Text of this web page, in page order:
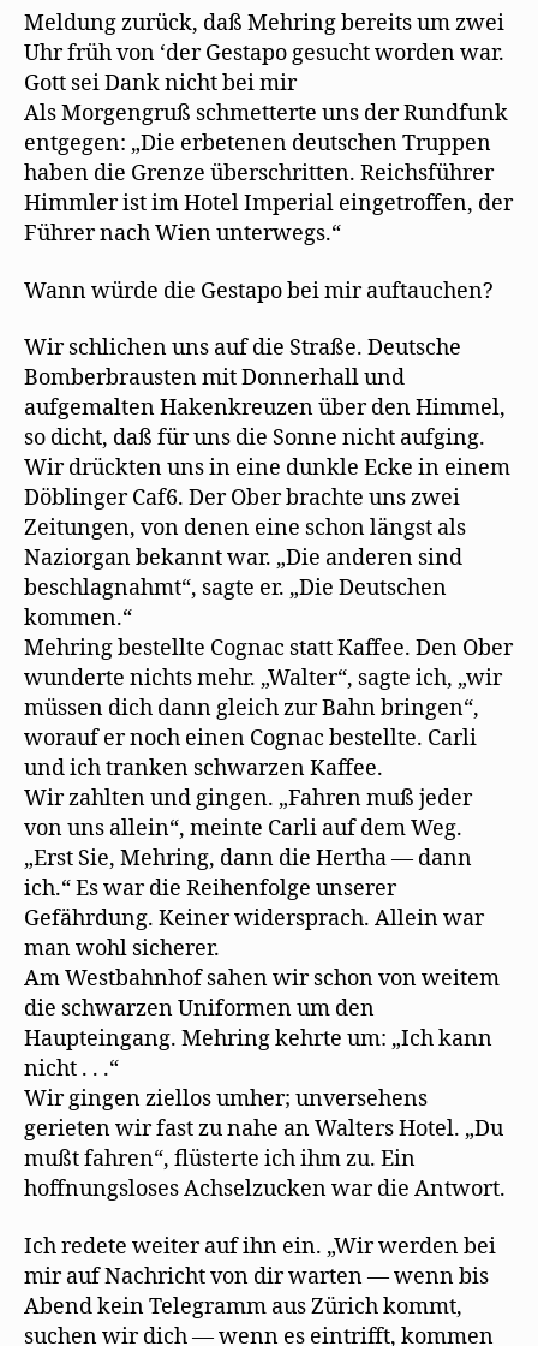
Meldung zurück, daß Mehring bereits um zwei
Uhr früh von ‘der Gestapo gesucht worden war.
Gott sei Dank nicht bei mir
Als Morgengruß schmetterte uns der Rundfunk
entgegen: „Die erbetenen deutschen Truppen
haben die Grenze überschritten. Reichsführer
Himmler ist im Hotel Imperial eingetroffen, der
Führer nach Wien unterwegs.“
Wann würde die Gestapo bei mir auftauchen?
Wir schlichen uns auf die Straße. Deutsche
Bomberbrausten mit Donnerhall und
aufgemalten Hakenkreuzen über den Himmel,
so dicht, daß für uns die Sonne nicht aufging.
Wir drückten uns in eine dunkle Ecke in einem
Döblinger Caf6. Der Ober brachte uns zwei
Zeitungen, von denen eine schon längst als
Naziorgan bekannt war. „Die anderen sind
beschlagnahmt“, sagte er. „Die Deutschen
kommen.“
Mehring bestellte Cognac statt Kaffee. Den Ober
wunderte nichts mehr. „Walter“, sagte ich, „wir
müssen dich dann gleich zur Bahn bringen“,
worauf er noch einen Cognac bestellte. Carli
und ich tranken schwarzen Kaffee.
Wir zahlten und gingen. „Fahren muß jeder
von uns allein“, meinte Carli auf dem Weg.
„Erst Sie, Mehring, dann die Hertha — dann
ich.“ Es war die Reihenfolge unserer
Gefährdung. Keiner widersprach. Allein war
man wohl sicherer.
Am Westbahnhof sahen wir schon von weitem
die schwarzen Uniformen um den
Haupteingang. Mehring kehrte um: „Ich kann
nicht . . .“
Wir gingen ziellos umher; unversehens
gerieten wir fast zu nahe an Walters Hotel. „Du
mußt fahren“, flüsterte ich ihm zu. Ein
hoffnungsloses Achselzucken war die Antwort.
Ich redete weiter auf ihn ein. „Wir werden bei
mir auf Nachricht von dir warten — wenn bis
Abend kein Telegramm aus Zürich kommt,
suchen wir dich — wenn es eintrifft, kommen